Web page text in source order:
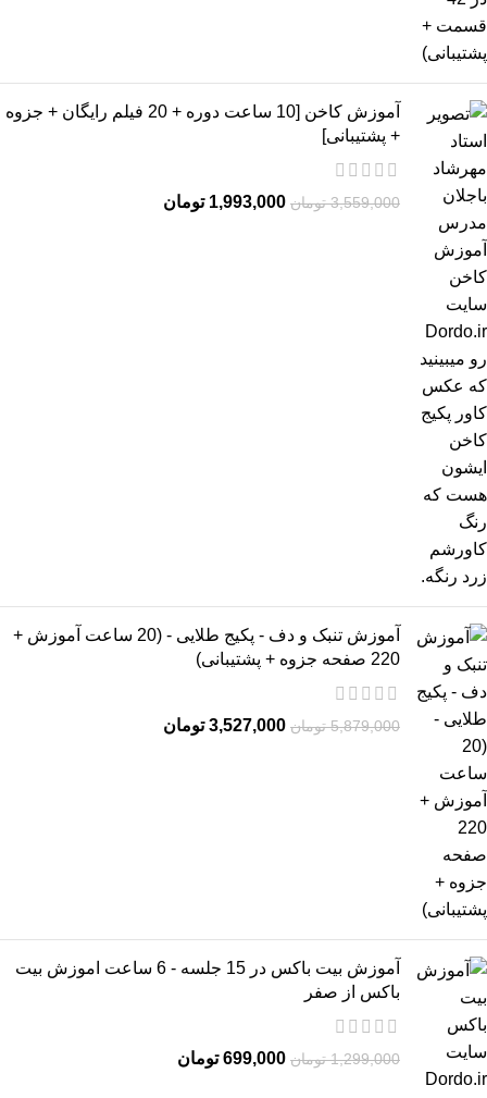
آموزش کاخن [10 ساعت دوره + 20 فیلم رایگان + جزوه
+ پشتیبانی]
3,559,000 تومان 1,993,000 تومان
آموزش تنبک و دف - پکیج طلایی - (20 ساعت آموزش +
220 صفحه جزوه + پشتیبانی)
5,879,000 تومان 3,527,000 تومان
آموزش بیت باکس در 15 جلسه - 6 ساعت اموزش بیت
باکس از صفر
1,299,000 تومان 699,000 تومان